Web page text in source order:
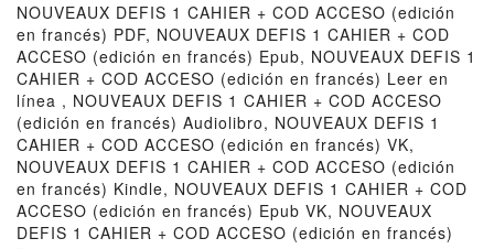
NOUVEAUX DEFIS 1 CAHIER + COD ACCESO (edición
en francés) PDF, NOUVEAUX DEFIS 1 CAHIER + COD
ACCESO (edición en francés) Epub, NOUVEAUX DEFIS 1
CAHIER + COD ACCESO (edición en francés) Leer en
línea , NOUVEAUX DEFIS 1 CAHIER + COD ACCESO
(edición en francés) Audiolibro, NOUVEAUX DEFIS 1
CAHIER + COD ACCESO (edición en francés) VK,
NOUVEAUX DEFIS 1 CAHIER + COD ACCESO (edición
en francés) Kindle, NOUVEAUX DEFIS 1 CAHIER + COD
ACCESO (edición en francés) Epub VK, NOUVEAUX
DEFIS 1 CAHIER + COD ACCESO (edición en francés)